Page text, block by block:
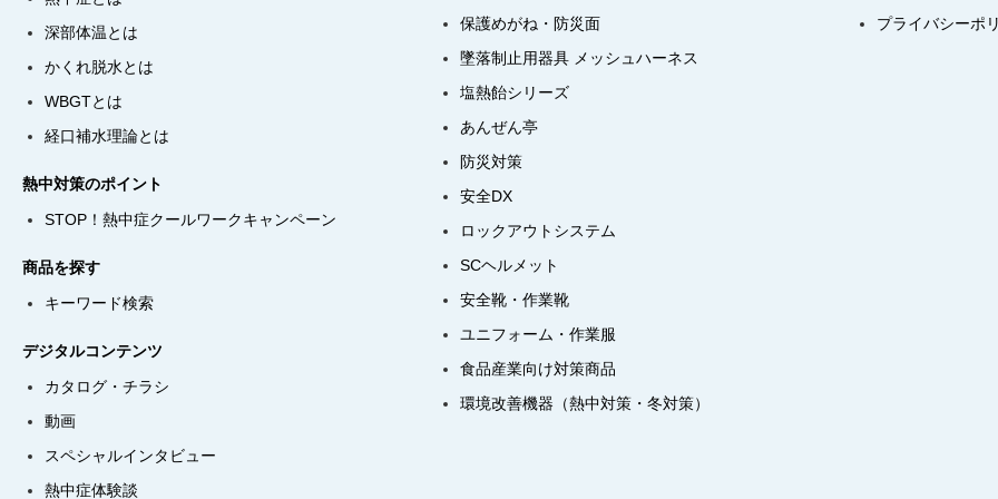
深部体温とは
かくれ脱水とは
WBGTとは
経口補水理論とは
熱中対策のポイント
STOP！熱中症クールワークキャンペーン
商品を探す
キーワード検索
デジタルコンテンツ
カタログ・チラシ
動画
スペシャルインタビュー
熱中症体験談
保護めがね・防災面
墜落制止用器具 メッシュハーネス
塩熱飴シリーズ
あんぜん亭
防災対策
安全DX
ロックアウトシステム
SCヘルメット
安全靴・作業靴
ユニフォーム・作業服
食品産業向け対策商品
環境改善機器（熱中対策・冬対策）
プライバシーポ